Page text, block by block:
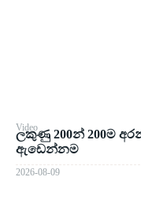
Video
ලකුණු 200න් 200ම
ඇඩෙන්නම
2026-08-09